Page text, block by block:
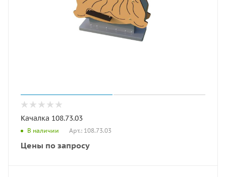
Качалка 108.73.03
В наличии Арт.: 108.73.03
Цены по запросу